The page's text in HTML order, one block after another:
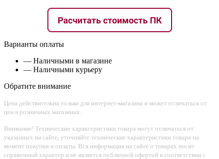
Варианты оплаты
— Наличными в магазине
— Наличными курьеру
Обратите внимание
Цена действительна только для интернет-магазина и может отличаться от
цен в розничных магазинах.
Внимание! Технические характеристики товара могут отличаться от
указанных на сайте, уточняйте технические характеристики товара на
момент покупки и оплаты. Вся информация на сайте о товарах носит
справочный характер и не является публичной офертой в соответствии с